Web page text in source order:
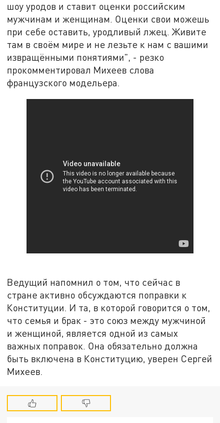
шоу уродов и ставит оценки российским
мужчинам и женщинам. Оценки свои можешь
при себе оставить, уродливый лжец. Живите
там в своём мире и не лезьте к нам с вашими
извращёнными понятиями", - резко
прокомментировал Михеев слова
французского модельера.
Ведущий напомнил о том, что сейчас в
стране активно обсуждаются поправки к
Конституции. И та, в которой говорится о том,
что семья и брак - это союз между мужчиной
и женщиной, является одной из самых
важных поправок. Она обязательно должна
быть включена в Конституцию, уверен Сергей
Михеев.